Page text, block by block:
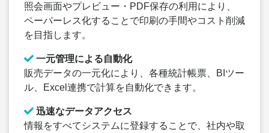
照会画面やプレビュー・PDF保存の利用により、
ペーパーレス化することで印刷の手間やコスト削減
を目指します。
一元管理による自動化
販売データの一元化により、各種統計帳票、BIツー
ル、Excel連携で計算を自動化できます。
迅速なデータアクセス
情報をすべてシステムに登録することで、社内や取